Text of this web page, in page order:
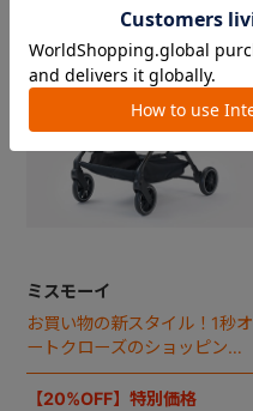
ミスモーイ
お買い物の新スタイル！1秒オ
ートクローズのショッピング
カート誕生。
【20%OFF】特別価格